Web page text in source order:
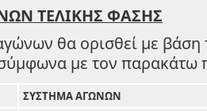
ΤΕΛΙΚΗΣ ΦΑΣΗΣ
θα ορισθεί με βάση
με τον παρακάτω
ΣΥΣΤΗΜΑ ΑΓΩΝΩΝ